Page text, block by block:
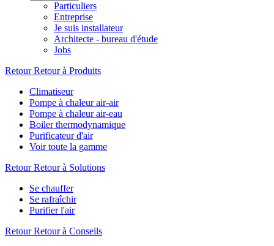
Particuliers
Entreprise
Je suis installateur
Architecte - bureau d'étude
Jobs
Retour Retour à Produits
Climatiseur
Pompe à chaleur air-air
Pompe à chaleur air-eau
Boiler thermodynamique
Purificateur d'air
Voir toute la gamme
Retour Retour à Solutions
Se chauffer
Se rafraîchir
Purifier l'air
Retour Retour à Conseils